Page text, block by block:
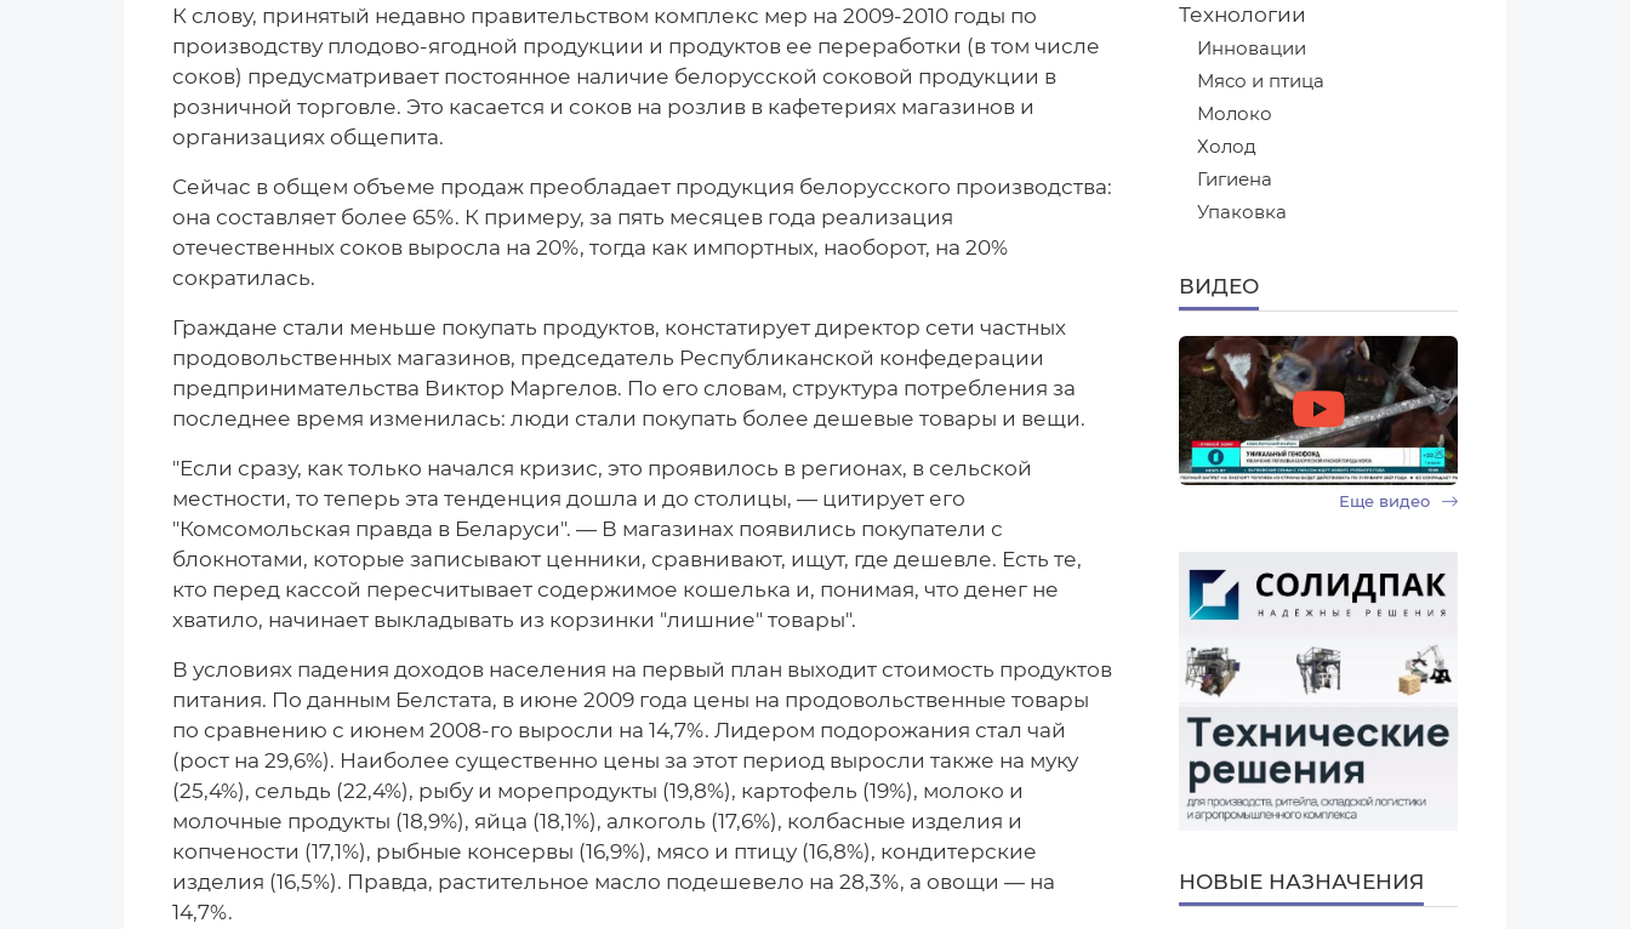
К слову, принятый недавно правительством комплекс мер на 2009-2010 годы по
производству плодово-ягодной продукции и продуктов ее переработки (в том числе
соков) предусматривает постоянное наличие белорусской соковой продукции в
розничной торговле. Это касается и соков на розлив в кафетериях магазинов и
организациях общепита.
Сейчас в общем объеме продаж преобладает продукция белорусского производства:
она составляет более 65%. К примеру, за пять месяцев года реализация
отечественных соков выросла на 20%, тогда как импортных, наоборот, на 20%
сократилась.
Граждане стали меньше покупать продуктов, констатирует директор сети частных
продовольственных магазинов, председатель Республиканской конфедерации
предпринимательства Виктор Маргелов. По его словам, структура потребления за
последнее время изменилась: люди стали покупать более дешевые товары и вещи.
"Если сразу, как только начался кризис, это проявилось в регионах, в сельской
местности, то теперь эта тенденция дошла и до столицы, — цитирует его
"Комсомольская правда в Беларуси". — В магазинах появились покупатели с
блокнотами, которые записывают ценники, сравнивают, ищут, где дешевле. Есть те,
кто перед кассой пересчитывает содержимое кошелька и, понимая, что денег не
хватило, начинает выкладывать из корзинки "лишние" товары".
В условиях падения доходов населения на первый план выходит стоимость продуктов
питания. По данным Белстата, в июне 2009 года цены на продовольственные товары
по сравнению с июнем 2008-го выросли на 14,7%. Лидером подорожания стал чай
(рост на 29,6%). Наиболее существенно цены за этот период выросли также на муку
(25,4%), сельдь (22,4%), рыбу и морепродукты (19,8%), картофель (19%), молоко и
молочные продукты (18,9%), яйца (18,1%), алкоголь (17,6%), колбасные изделия и
копчености (17,1%), рыбные консервы (16,9%), мясо и птицу (16,8%), кондитерские
изделия (16,5%). Правда, растительное масло подешевело на 28,3%, а овощи — на
14,7%.
Технологии
Инновации
Мясо и птица
Молоко
Холод
Гигиена
Упаковка
ВИДЕО
Еще видео
НОВЫЕ НАЗНАЧЕНИЯ